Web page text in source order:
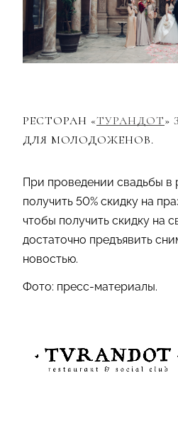
РЕСТОРАН «ТУРАНДОТ»
ДЛЯ МОЛОДОЖЕНОВ.
При проведении свадьбы
получить 50% скидку на
чтобы получить скидку на
достаточно предъявить
новостью.
Фото: пресс-материалы.